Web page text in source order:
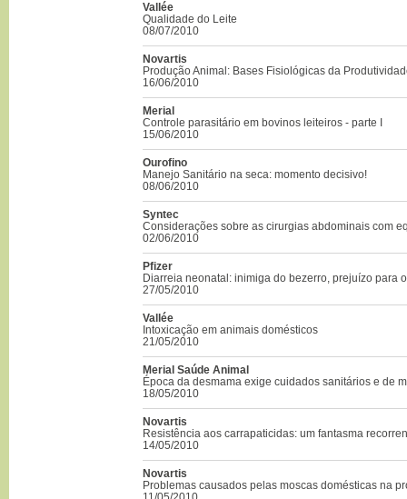
Vallée
Qualidade do Leite
08/07/2010
Novartis
Produção Animal: Bases Fisiológicas da
16/06/2010
Merial
Controle parasitário em bovinos leiteiros - parte I
15/06/2010
Ourofino
Manejo Sanitário na seca: momento decisivo!
08/06/2010
Syntec
Considerações sobre as cirurgias abdominais com
02/06/2010
Pfizer
Diarreia neonatal: inimiga do bezerro, prejuízo para
27/05/2010
Vallée
Intoxicação em animais domésticos
21/05/2010
Merial Saúde Animal
Época da desmama exige cuidados sanitários e de
18/05/2010
Novartis
Resistência aos carrapaticidas: um fantasma
14/05/2010
Novartis
Problemas causados pelas moscas domésticas na